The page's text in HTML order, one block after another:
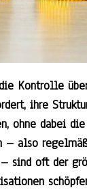
Kontrolle
ihre
ohne dabei
– also
sind oft der